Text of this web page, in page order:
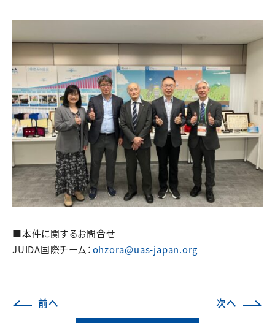
■本件に関するお問合せ
JUIDA国際チーム：ohzora@uas-japan.org
前へ 次へ